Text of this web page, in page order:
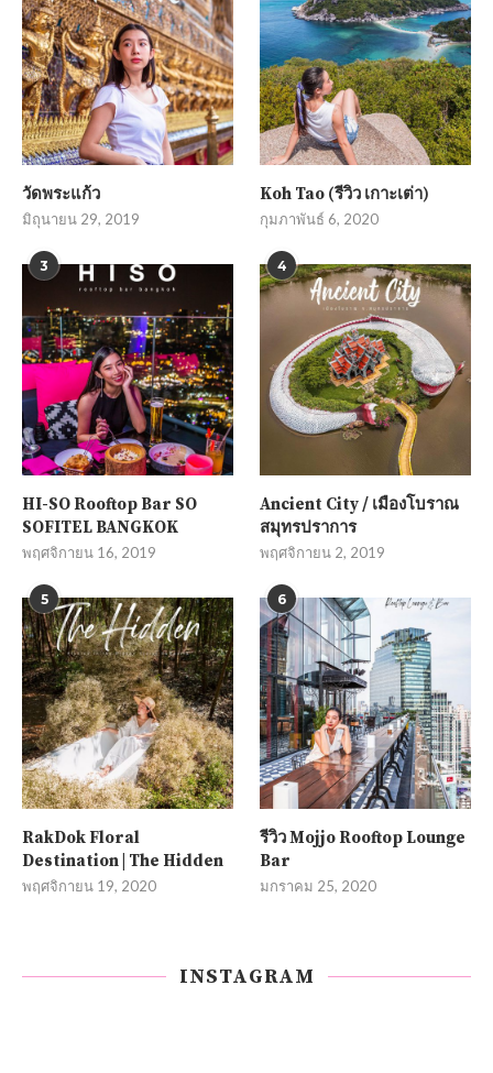
วัดพระแก้ว
มิถุนายน 29, 2019
Koh Tao (รีวิว เกาะเต่า)
กุมภาพันธ์ 6, 2020
3
HI-SO Rooftop Bar SO
SOFITEL BANGKOK
พฤศจิกายน 16, 2019
4
Ancient City / เมืองโบราณ
สมุทรปราการ
พฤศจิกายน 2, 2019
5
RakDok Floral
Destination | The Hidden
พฤศจิกายน 19, 2020
6
รีวิว Mojjo Rooftop Lounge
Bar
มกราคม 25, 2020
INSTAGRAM